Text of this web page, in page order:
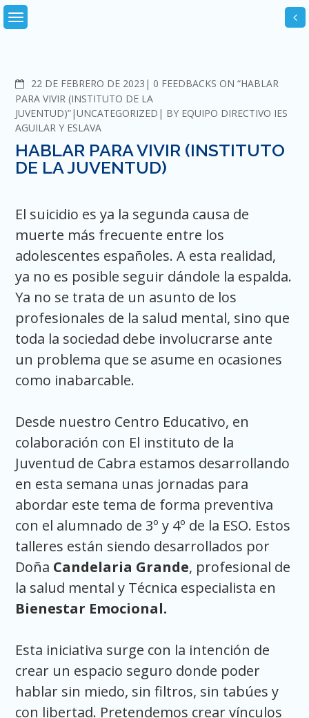
Skip
to
22 DE FEBRERO DE 2023 COMMENTS
0 FEEDBACKS ON “HABLAR
PARA VIVIR (INSTITUTO DE LA
JUVENTUD)” UNCATEGORIZED BY EQUIPO DIRECTIVO IES
AGUILAR Y ESLAVA
HABLAR PARA VIVIR (INSTITUTO
DE LA JUVENTUD)
El suicidio es ya la segunda causa de
muerte más frecuente entre los
adolescentes españoles. A esta realidad,
ya no es posible seguir dándole la espalda.
Ya no se trata de un asunto de los
profesionales de la salud mental, sino que
toda la sociedad debe involucrarse ante
un problema que se asume en ocasiones
como inabarcable.
Desde nuestro Centro Educativo, en
colaboración con El instituto de la
Juventud de Cabra estamos desarrollando
en esta semana unas jornadas para
abordar este tema de forma preventiva
con el alumnado de 3º y 4º de la ESO. Estos
talleres están siendo desarrollados por
Doña Candelaria Grande, profesional de
la salud mental y Técnica especialista en
Bienestar Emocional.
Esta iniciativa surge con la intención de
crear un espacio seguro donde poder
hablar sin miedo, sin filtros, sin tabúes y
con libertad. Pretendemos crear vínculos